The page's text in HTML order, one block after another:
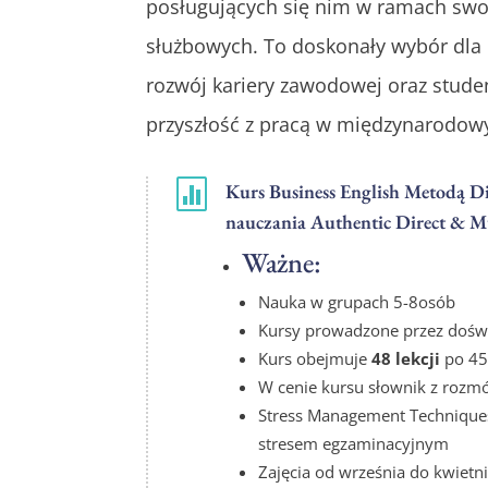
posługujących się nim w ramach
służbowych. To doskonały wybór
rozwój kariery zawodowej oraz
przyszłość z pracą w

Kurs Business English Metodą
nauczania Authentic Direct &
Ważne:
Nauka w grupach 5-8osób
Kursy prowadzone przez
Kurs obejmuje48 lekcji po
W cenie kursu słownik z
Stress Management
stresem egzaminacyjnym
Zajęcia od września do